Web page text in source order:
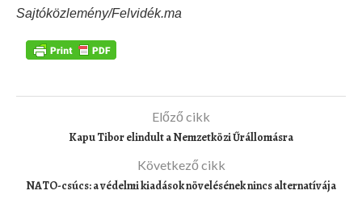
Sajtóközlemény/Felvidék.ma
Előző cikk
Kapu Tibor elindult a Nemzetközi Űrállomásra
Következő cikk
NATO-csúcs: a védelmi kiadások növelésének nincs alternatívája